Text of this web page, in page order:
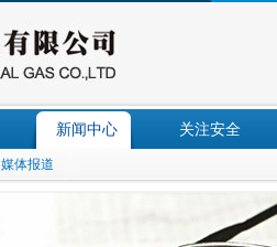
新闻中心 关注安全
媒体报道